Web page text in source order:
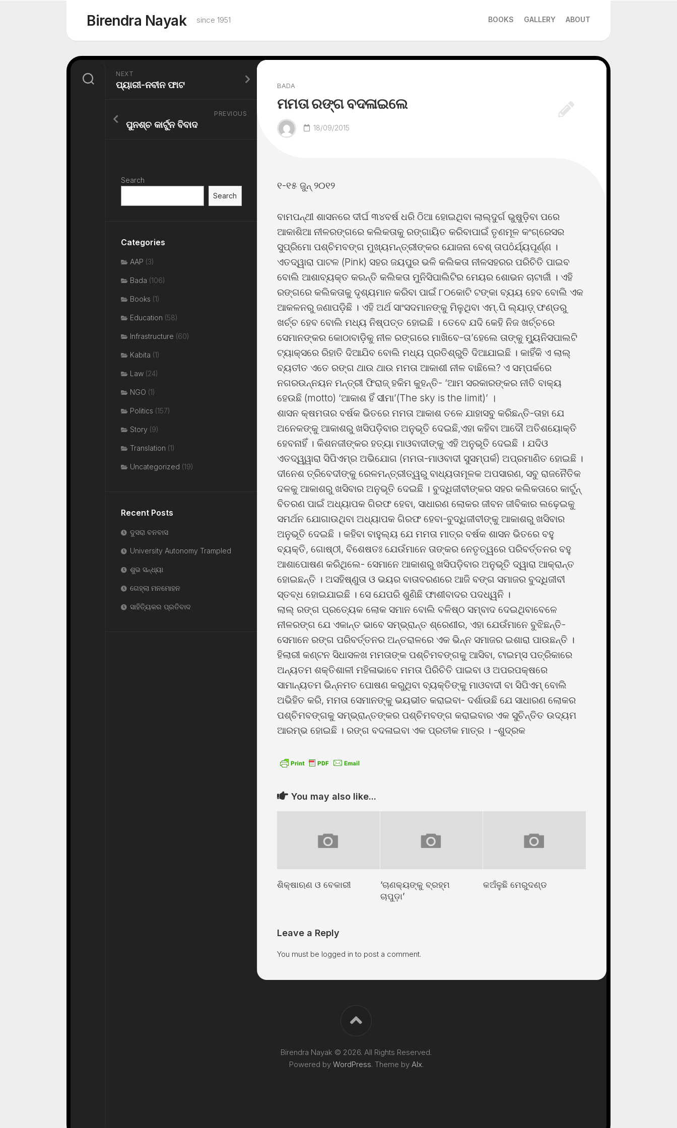
Birendra Nayak since 1951 BOOKS GALLERY ABOUT
BADA
ମମତା ରଙ୍ଗ ବଦଳାଇଲେ
18/09/2015
୧-୧୫ ଜୁନ୍ ୨୦୧୨
ବାମପନ୍ଥୀ ଶାସନରେ ଦୀର୍ଘ ୩୪ବର୍ଷ ଧରି ଠିଆ ହୋଇଥିବା ଲାଲ୍ଦୁର୍ଗ ଭୁଷୁଡ଼ିବା ପରେ
ଆକାଶିଆ ନୀଳରଙ୍ଗରେ କଲିକତାକୁ ରଙ୍ଗାୟିତ କରିବାପାଇଁ ତୃଣମୂଳ କଂଗ୍ରେସର
ସୁପ୍ରିମୋ ପଶ୍ଚିମବଙ୍ଗ ମୁଖ୍ୟମନ୍ତ୍ରୀଙ୍କର ଯୋଜନା ବେଶ୍ ତାପôର୍ଯ୍ୟପୂର୍ଣ୍ଣ ।
ଏତଦ୍ୱାରା ପାଟଳ (Pink) ସହର ଜୟପୁର ଭଳି କଲିକତା ନୀଳସହରର ପରିଚିତି ପାଇବ
ବୋଲି ଆଶାବ୍ୟକ୍ତ କରନ୍ତି କଲିକତା ମୁନିସିପାଲିଟିର ମେୟର ଶୋଭନ ଚାଟାର୍ଜୀ । ଏହି
ରଙ୍ଗରେ କଲିକତାକୁ ଦୃଶ୍ୟମାନ କରିବା ପାଇଁ ୮୦କୋଟି ଟଙ୍କା ବ୍ୟୟ ହେବ ବୋଲି ଏକ
ଆକଳନରୁ ଜଣାପଡ଼ିଛି । ଏହି ଅର୍ଥ ସାଂସଦମାନଙ୍କୁ ମିଳୁଥିବା ଏମ୍.ପି ଲ୍ୟାଡ଼୍ ଫଣ୍ଡରୁ
ଖର୍ଚ୍ଚ ହେବ ବୋଲି ମଧ୍ୟ ନିଷ୍ପତ୍ତ ହୋଇଛି । ତେବେ ଯଦି କେହି ନିଜ ଖର୍ଚ୍ଚରେ
ସେମାନଙ୍କର କୋଠାବାଡ଼ିକୁ ନୀଳ ରଙ୍ଗରେ ମାଖିବେ-ତା’ହେଲେ ତାଙ୍କୁ ମ୍ୟୁନିସପାଲଟି
ଟ୍ୟାକ୍ସରେ ରିହାତି ଦିଆଯିବ ବୋଲି ମଧ୍ୟ ପ୍ରତିଶ୍ରୁତି ଦିଆଯାଇଛି । କାହିଁକି ଏ ଲାଲ୍
ବ୍ୟତୀତ ଏତେ ରଙ୍ଗ ଥାଉ ଥାଉ ମମତା ଆକାଶୀ ନୀଳ ବାଛିଲେ? ଏ ସମ୍ପର୍କରେ
ନଗରଉନ୍ନୟନ ମନ୍ତ୍ରୀ ଫିରାଜ୍ ହକିମ କୁହନ୍ତି- ‘ଆମ ସରକାରଙ୍କର ନୀତି ବାକ୍ୟ
ହେଉଛି (motto) ‘ଆକାଶ ହିଁ ସୀମା’(The sky is the limit)’ ।
ଶାସନ କ୍ଷମତାର ବର୍ଷକ ଭିତରେ ମମତା ଆକାଶ ତଳେ ଯାହାସବୁ କରିଛନ୍ତି-ତାହା ଯେ
ଅନେକଙ୍କୁ ଆକାଶରୁ ଖସିପଡ଼ିବାର ଅନୁଭୂତି ଦେଇଛି,ଏହା କହିବା ଆଦୌ ଅତିଶୟୋକ୍ତି
ହେବନାହିଁ । କିଶନଜୀଙ୍କର ହତ୍ୟା ମାଓବାଦୀଙ୍କୁ ଏହି ଅନୁଭୂତି ଦେଇଛି । ଯଦିଓ
ଏତଦ୍ୱ୍ୱାରା ସିପିଏମ୍ର ଅଭିଯୋଗ (ମମତା-ମାଓବାଦୀ ସୁସମ୍ପର୍କ) ଅପ୍ରମାଣିତ ହୋଇଛି ।
ଦୀନେଶ ତ୍ରିବେଦୀଙ୍କୁ ରେଳମନ୍ତ୍ରୀତ୍ୱରୁ ବାଧ୍ୟତାମୂଳକ ଅପସାରଣ, ସବୁ ରାଜନୈତିକ
ଦଳକୁ ଆକାଶରୁ ଖସିବାର ଅନୁଭୂତି ଦେଇଛି । ବୁଦ୍ଧିଜୀବୀଙ୍କର ସହର କଲିକତାରେ କାର୍ଟୁନ୍
ବିତରଣ ପାଇଁ ଅଧ୍ୟାପକ ଗିରଫ ହେବା, ସାଧାରଣ ଲୋକର ଜୀବନ ଜୀବିକାର ଲଢ଼େଇକୁ
ସମର୍ଥନ ଯୋଗାଉଥିବା ଅଧ୍ୟାପକ ଗିରଫ ହେବା-ବୁଦ୍ଧିଜୀବୀଙ୍କୁ ଆକାଶରୁ ଖସିବାର
ଅନୁଭୂତି ଦେଇଛି । କହିବା ବାହୁଲ୍ୟ ଯେ ମମତା ମାତ୍ର ବର୍ଷକ ଶାସନ ଭିତରେ ବହୁ
ବ୍ୟକ୍ତି, ଗୋଷ୍ଠୀ, ବିଶେଷତଃ ଯେଉଁମାନେ ତାଙ୍କର ନେତୃତ୍ୱରେ ପରିବର୍ତ୍ତନର ବହୁ
ଆଶାପୋଷଣ କରିଥିଲେ- ସେମାନେ ଆକାଶରୁ ଖସିପଡ଼ିବାର ଅନୁଭୂତି ଦ୍ୱାରା ଆକ୍ରାନ୍ତ
ହୋଇଛନ୍ତି । ଅସହିଷ୍ଣୁତା ଓ ଭୟର ବାତାବରଣରେ ଆଜି ବଙ୍ଗ ସମାଜର ବୁଦ୍ଧିଜୀବୀ
ସ୍ତବ୍ଧ ହୋଇଯାଇଛି । ସେ ଯେପରି ଶୁଣିଛି ଫାଶୀବାଦର ପଦଧ୍ୱନି ।
ଲାଲ୍ ରଙ୍ଗ ପ୍ରତ୍ୟେକ ଲୋକ ସମାନ ବୋଲି ବଳିଷ୍ଠ ସମ୍ବାଦ ଦେଇଥିବାବେଳେ
ନୀଳରଙ୍ଗ ଯେ ଏକାନ୍ତ ଭାବେ ସମ୍ଭ୍ରାନ୍ତ ଶ୍ରେଣୀର, ଏହା ଯେଉଁମାନେ ବୁଝିଛନ୍ତି-
ସେମାନେ ରଙ୍ଗ ପରିବର୍ତ୍ତନର ଅନ୍ତରାଳରେ ଏକ ଭିନ୍ନ ସମାଜର ଇଶାରା ପାଉଛନ୍ତି ।
ହିଲାରୀ କଣ୍ଟନ ସିଧାସଳଖ ମମତାଙ୍କ ପଶ୍ଚିମବଙ୍ଗକୁ ଆସିବା, ଟାଇମ୍ସ ପତ୍ରିକାରେ
ଅନ୍ୟତମ ଶକ୍ତିଶାଳୀ ମହିଳାଭାବେ ମମତା ପିରିଚିତି ପାଇବା ଓ ଅପରପକ୍ଷରେ
ସାମାନ୍ୟତମ ଭିନ୍ନମତ ପୋଷଣ କରୁଥିବା ବ୍ୟକ୍ତିଙ୍କୁ ମାଓବାଦୀ ବା ସିପିଏମ୍ ବୋଲି
ଅଭିହିତ କରି, ମମତା ସେମାନଙ୍କୁ ଭୟଭୀତ କରାଇବା- ଦର୍ଶାଉଛି ଯେ ସାଧାରଣ ଲୋକର
ପଶ୍ଚିମବଙ୍ଗକୁ ସମ୍ଭ୍ରାନ୍ତଙ୍କର ପଶ୍ଚିମବଙ୍ଗ କରାଇବାର ଏକ ସୁଚିନ୍ତିତ ଉଦ୍ୟମ
ଆରମ୍ଭ ହୋଇଛି । ରଙ୍ଗ ବଦଳାଇବା ଏକ ପ୍ରତୀକ ମାତ୍ର । -ଶୁଦ୍ରକ
You may also like...
ଶିକ୍ଷାଋଣ ଓ ବେକାରୀ
‘ଚାଣକ୍ୟଙ୍କୁ ବ୍ରହ୍ମ
ଚାପୁଡ଼ା’
କଅଁଳୁଛି ମେରୁଦଣ୍ଡ
Leave a Reply
You must be logged in to post a comment.
NEXT
ପ୍ୟାରୀ-ନବୀନ ଫାଟ
PREVIOUS
ପୁନଶ୍ଚ କାର୍ଟୁନ ବିବାଦ
Search
Search
Categories
AAP (3)
Bada (106)
Books (1)
Education (58)
Infrastructure (60)
Kabita (1)
Law (24)
NGO (1)
Politics (157)
Story (9)
Translation (1)
Uncategorized (19)
Recent Posts
ଦୁସରା ବନବାସ
University Autonomy Trampled
ଶୁଭ ସନ୍ଧ୍ୟା
ଗେହ୍ଲା ମନମୋହନ
ସାହିତ୍ୟିକର ପ୍ରତିବାଦ
Birendra Nayak © 2026. All Rights Reserved.
Powered by WordPress. Theme by Alx.